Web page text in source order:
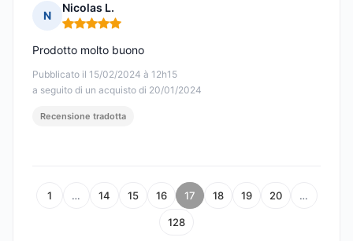
N
Nicolas L.
Nota: 5 su 5
Pubblicato il 15/02/2024 à 12h15
a seguito di un acquisto di 20/01/2024
Prodotto molto buono
Recensione tradotta
1 … 14 15 16 17 18 19 20 …
128